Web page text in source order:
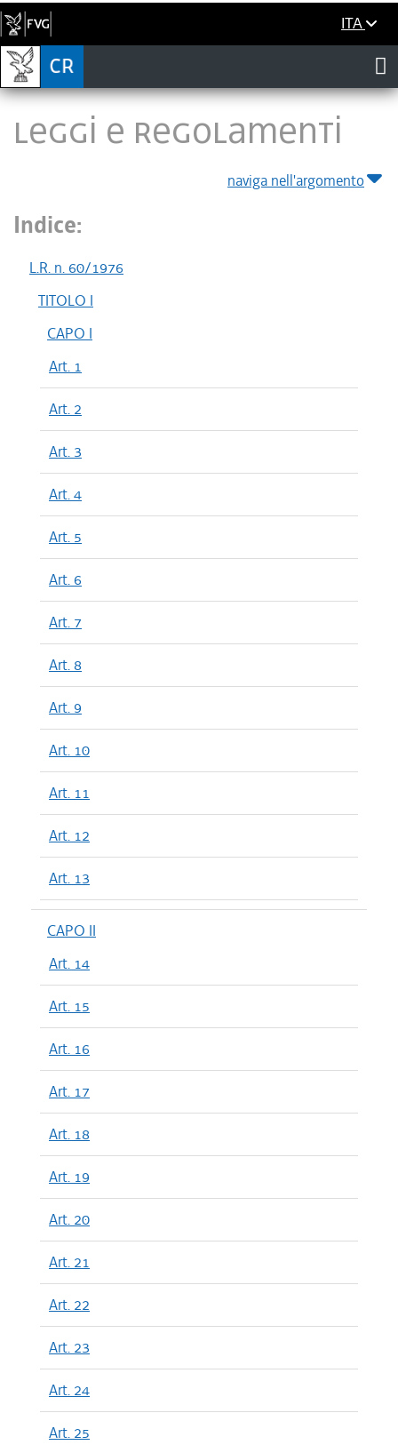
ITA
LEGGI E REGOLAMENTI
naviga nell'argomento
Indice:
L.R. n. 60/1976
TITOLO I
CAPO I
Art. 1
Art. 2
Art. 3
Art. 4
Art. 5
Art. 6
Art. 7
Art. 8
Art. 9
Art. 10
Art. 11
Art. 12
Art. 13
CAPO II
Art. 14
Art. 15
Art. 16
Art. 17
Art. 18
Art. 19
Art. 20
Art. 21
Art. 22
Art. 23
Art. 24
Art. 25